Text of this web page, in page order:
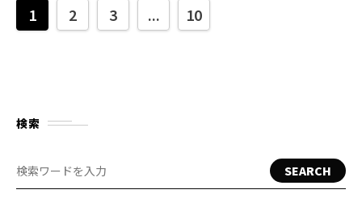
1 2 3 ... 10
検索
SEARCH